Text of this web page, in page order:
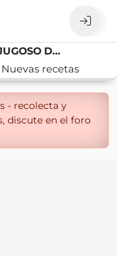
CÓMO HACER BIZCOCHO JUGOSO DE CHOCOLATE Y NUECES EN SARTÉN
Nuevas recetas
- recolecta y
discute en el foro